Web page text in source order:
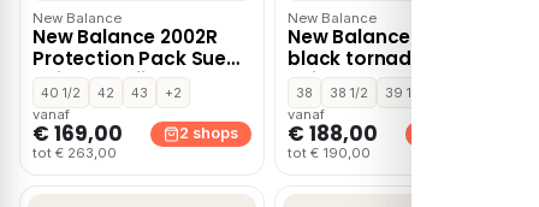
New Balance
New Balance 2002R
Protection Pack Suede
Unisex – Grijs
40 1/2 42 43
+2
vanaf
€ 169,00
tot € 263,00
2 shops
New Balance
New Balance 9060
black tornado Mesh
Unisex – Zwart
38 38 1/2 39 1/2
vanaf
€ 188,00
tot € 190,00